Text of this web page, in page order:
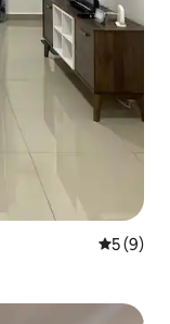
Средна
5 (9)